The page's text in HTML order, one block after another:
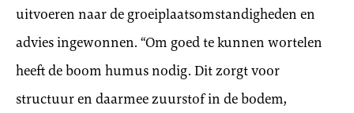
uitvoeren naar de groeiplaatsomstandigheden en
advies ingewonnen. “Om goed te kunnen wortelen
heeft de boom humus nodig. Dit zorgt voor
structuur en daarmee zuurstof in de bodem,